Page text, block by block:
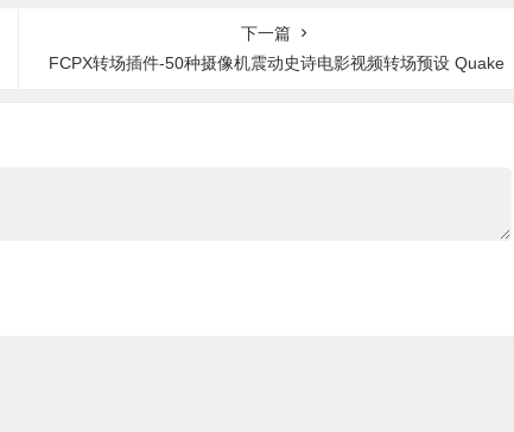
emiere/PS
下一篇
FCPX转场插件-50种摄像机震动史诗电影视频转场预设 Quake